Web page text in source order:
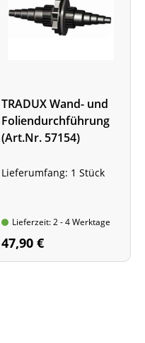
TRADUX Wand- und
Foliendurchführung
(Art.Nr. 57154)
Lieferumfang: 1 Stück
Lieferzeit: 2 - 4 Werktage
47,90 €